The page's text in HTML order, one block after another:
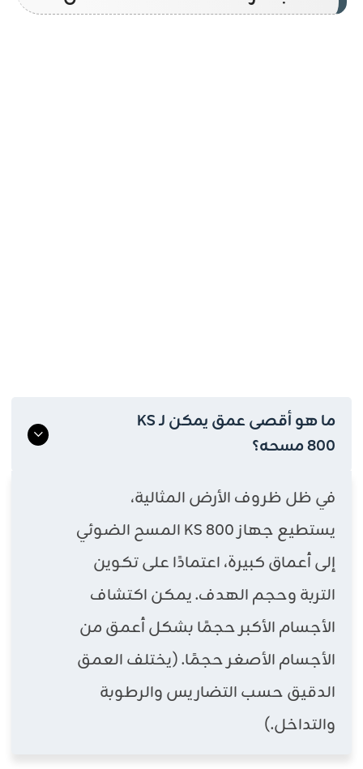
ما هو أقصى عمق يمكن لـ KS
800 مسحه؟
في ظل ظروف الأرض المثالية،
يستطيع جهاز KS 800 المسح الضوئي
إلى أعماق كبيرة، اعتمادًا على تكوين
التربة وحجم الهدف. يمكن اكتشاف
الأجسام الأكبر حجمًا بشكل أعمق من
الأجسام الأصغر حجمًا. (يختلف العمق
الدقيق حسب التضاريس والرطوبة
والتداخل.)